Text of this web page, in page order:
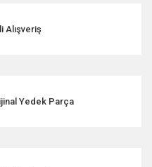
pahalı.
Alışveriş
Yedek Parça